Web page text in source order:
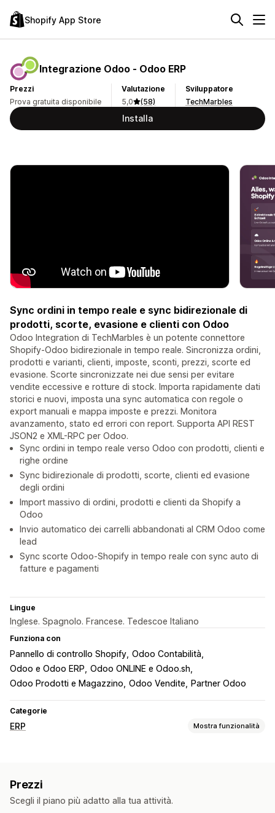
Shopify App Store
Integrazione Odoo ‑ Odoo ERP
Prezzi
Prova gratuita disponibile
Valutazione
5,0
(58)
Sviluppatore
TechMarbles
Installa
Sync ordini in tempo reale e sync bidirezionale di
prodotti, scorte, evasione e clienti con Odoo
Odoo Integration di TechMarbles è un potente connettore
Shopify-Odoo bidirezionale in tempo reale. Sincronizza ordini,
prodotti e varianti, clienti, imposte, sconti, prezzi, scorte ed
evasione. Scorte sincronizzate nei due sensi per evitare
vendite eccessive e rotture di stock. Importa rapidamente dati
storici e nuovi, imposta una sync automatica con regole o
export manuali e mappa imposte e prezzi. Monitora
avanzamento, stato ed errori con report. Supporta API REST
JSON2 e XML-RPC per Odoo.
Sync ordini in tempo reale verso Odoo con prodotti, clienti e
righe ordine
Sync bidirezionale di prodotti, scorte, clienti ed evasione
degli ordini
Import massivo di ordini, prodotti e clienti da Shopify a
Odoo
Invio automatico dei carrelli abbandonati al CRM Odoo come
lead
Sync scorte Odoo-Shopify in tempo reale con sync auto di
fatture e pagamenti
Lingue
Inglese. Spagnolo. Francese. Tedescoe Italiano
Funziona con
Pannello di controllo Shopify Odoo Contabilità
Odoo e Odoo ERP Odoo ONLINE e Odoo.sh
Odoo Prodotti e Magazzino Odoo Vendite Partner Odoo
Categorie
ERP Mostra funzionalità
Prezzi
Scegli il piano più adatto alla tua attività.